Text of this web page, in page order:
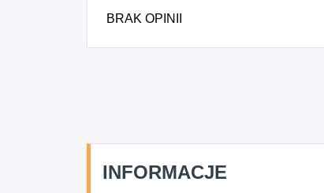
BRAK OPINII
INFORMACJE